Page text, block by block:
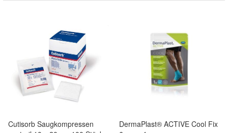
Cutisorb Saugkompressen
DermaPlast® ACTIVE Cool Fix